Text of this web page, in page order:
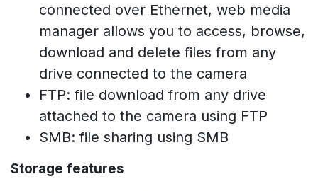
connected over Ethernet, web media
manager allows you to access, browse,
download and delete files from any
drive connected to the camera
FTP: file download from any drive
attached to the camera using FTP
SMB: file sharing using SMB
Storage features